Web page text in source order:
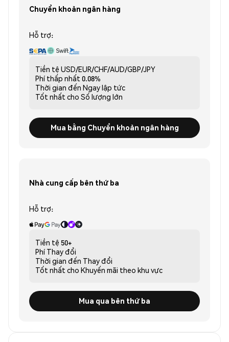
Chuyển khoản ngân hàng
Hỗ trợ:
Tiền tệ USD/EUR/CHF/AUD/GBP/JPY
Phí thấp nhất 0.08%
Thời gian đến Ngay lập tức
Tốt nhất cho Số lượng lớn
Mua bằng Chuyển khoản ngân hàng
Nhà cung cấp bên thứ ba
Hỗ trợ:
Tiền tệ 50+
Phí Thay đổi
Thời gian đến Thay đổi
Tốt nhất cho Khuyến mãi theo khu vực
Mua qua bên thứ ba